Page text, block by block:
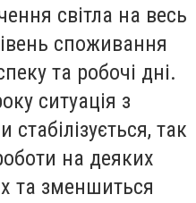
світла на весь
споживання
та робочі дні.
ситуація з
стабілізується, так
на деяких
та зменшиться